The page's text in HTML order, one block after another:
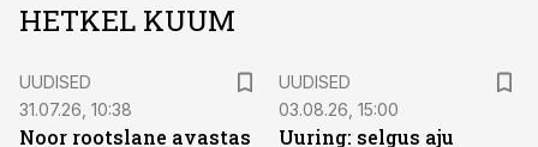
HETKEL KUUM
UUDISED
31.07.26, 10:38
Noor rootslane avastas
UUDISED
03.08.26, 15:00
Uuring: selgus aju